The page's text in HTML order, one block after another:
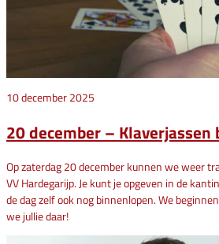
10 december 2025
20 december – Klaverjassen
Op zaterdag 20 december kunnen we weer
VV Hardegarijp. Je kunt je opgeven in de
de dag zelf ook nog binnenlopen. We
we jullie daar!